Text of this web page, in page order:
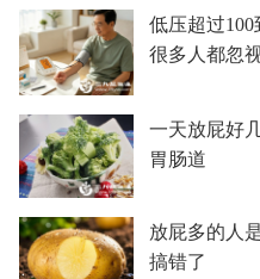
低压超过
很多人都忽
一天放屁好
胃肠道
放屁多的人
搞错了